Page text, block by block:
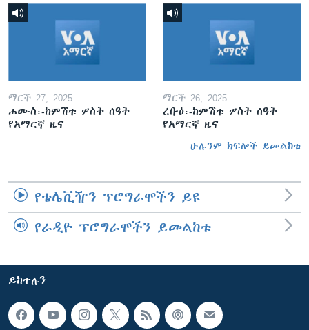
ማርች 27, 2025
ሐሙስ፡-ከምሽቱ ሦስት ሰዓት
የአማርኛ ዜና
ማርች 26, 2025
ረቡዕ፡-ከምሽቱ ሦስት ሰዓት
የአማርኛ ዜና
ሁሉንም ክፍሎች ይመልከቱ
የቴሌቪዥን ፕሮግራሞችን ይዩ
የራዲዮ ፕሮግራሞችን ይመልከቱ
ይከተሉን